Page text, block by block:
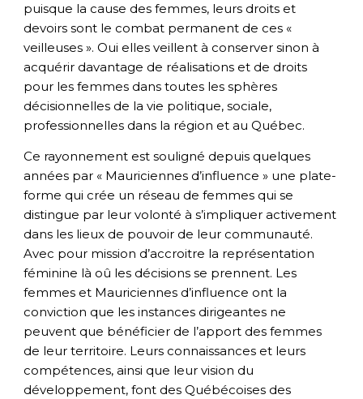
puisque la cause des femmes, leurs droits et
devoirs sont le combat permanent de ces «
veilleuses ». Oui elles veillent à conserver sinon à
acquérir davantage de réalisations et de droits
pour les femmes dans toutes les sphères
décisionnelles de la vie politique, sociale,
professionnelles dans la région et au Québec.
Ce rayonnement est souligné depuis quelques
années par « Mauriciennes d’influence » une plate-
forme qui crée un réseau de femmes qui se
distingue par leur volonté à s’impliquer activement
dans les lieux de pouvoir de leur communauté.
Avec pour mission d’accroitre la représentation
féminine là oû les décisions se prennent. Les
femmes et Mauriciennes d’influence ont la
conviction que les instances dirigeantes ne
peuvent que bénéficier de l’apport des femmes
de leur territoire. Leurs connaissances et leurs
compétences, ainsi que leur vision du
développement, font des Québécoises des